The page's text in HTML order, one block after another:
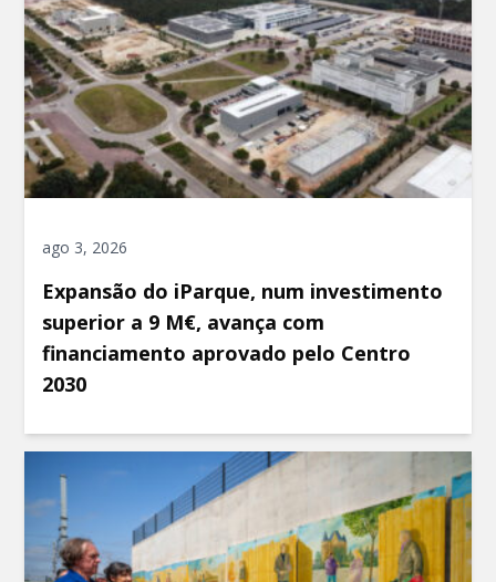
ago 3, 2026
Expansão do iParque, num investimento
superior a 9 M€, avança com
financiamento aprovado pelo Centro
2030